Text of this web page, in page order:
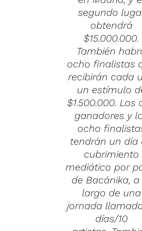
segundo
obtendrá
$15.000.000.
También
ocho finalistas
recibirán cada
un estímulo
$1.500.000. Los
ganadores y
ocho
tendrán un día
cubrimiento
mediático por
de Bacánika, a
largo de una
jornada
días/10